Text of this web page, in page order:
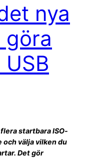
nya
startbara ISO-
och välja vilken du
Det gör